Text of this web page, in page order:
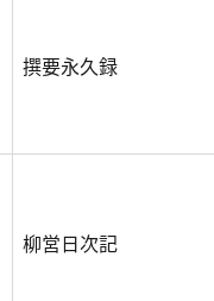
撰要永久録
柳営日次記